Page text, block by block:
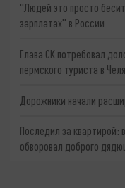
"Людей это просто
зарплатах" в России
Глава СК потребовал
пермского туриста в
Дорожники начали
Последил за квартирой:
обворовал доброго